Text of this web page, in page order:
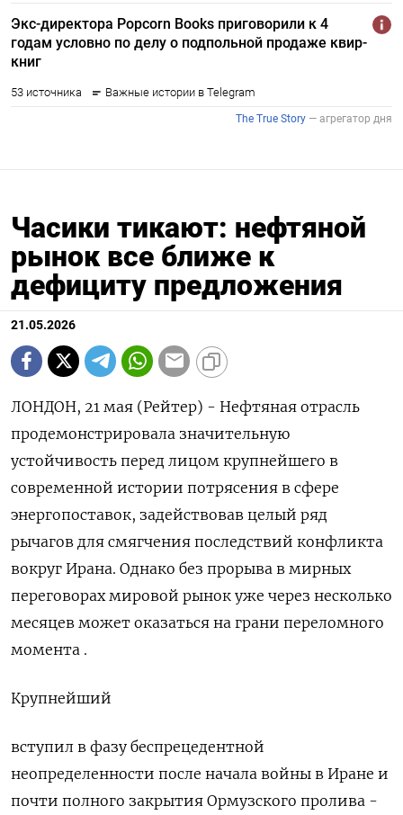
Часики тикают: нефтяной
рынок все ближе к
дефициту предложения
21.05.2026
ЛОНДОН, 21 мая (Рейтер) - Нефтяная отрасль
продемонстрировала значительную
устойчивость перед лицом крупнейшего в
современной истории потрясения в сфере
энергопоставок, задействовав целый ряд
рычагов для смягчения последствий конфликта
вокруг Ирана. Однако без прорыва в мирных
переговорах мировой рынок уже через несколько
месяцев может оказаться на грани переломного
момента .
Крупнейший
вступил в фазу беспрецедентной
неопределенности после начала войны в Иране и
почти полного закрытия Ормузского пролива -